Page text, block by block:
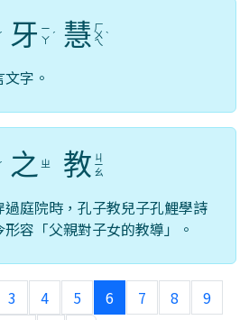
ˊ 牙 ㄧ
ㄚ ˊ 慧 ㄏ
ㄨ
ㄟ
ˋ
字。
ˊ 之 ㄓ 教 ㄐ
ㄧ
ㄠ
過庭院時，孔子教兒子孔鯉學詩
容「父親對子女的教導」。
3 4 5 6(current)
7 8
9